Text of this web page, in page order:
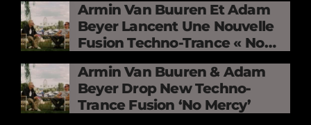
Armin Van Buuren Et Adam
Beyer Lancent Une Nouvelle
Fusion Techno-Trance « No
Mercy »
Armin Van Buuren & Adam
Beyer Drop New Techno-
Trance Fusion ‘No Mercy’